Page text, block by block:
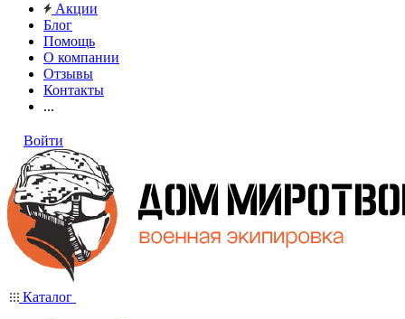
Акции
Блог
Помощь
О компании
Отзывы
Контакты
...
Войти
Каталог